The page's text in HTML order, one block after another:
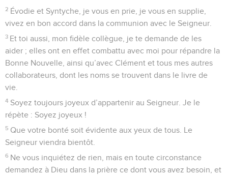
2 Évodie et Syntyche, je vous en prie, je vous en supplie,
vivez en bon accord dans la communion avec le Seigneur.
3 Et toi aussi, mon fidèle collègue, je te demande de les
aider ; elles ont en effet combattu avec moi pour répandre la
Bonne Nouvelle, ainsi qu’avec Clément et tous mes autres
collaborateurs, dont les noms se trouvent dans le livre de
vie.
4 Soyez toujours joyeux d’appartenir au Seigneur. Je le
répète : Soyez joyeux !
5 Que votre bonté soit évidente aux yeux de tous. Le
Seigneur viendra bientôt.
6 Ne vous inquiétez de rien, mais en toute circonstance
demandez à Dieu dans la prière ce dont vous avez besoin, et